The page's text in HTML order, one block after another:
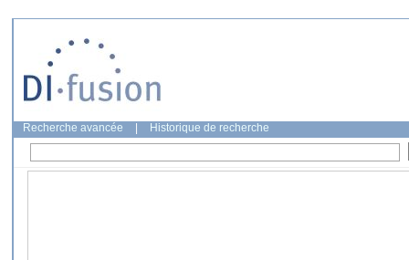
Recherche avancée Historique de recherche